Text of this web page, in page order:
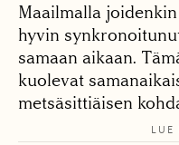
Maailmalla
hyvin
samaan aikaan.
kuolevat
metsäsittiäisen
LUE